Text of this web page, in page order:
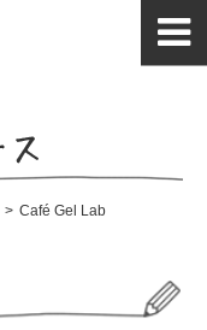
> Café Gel Lab